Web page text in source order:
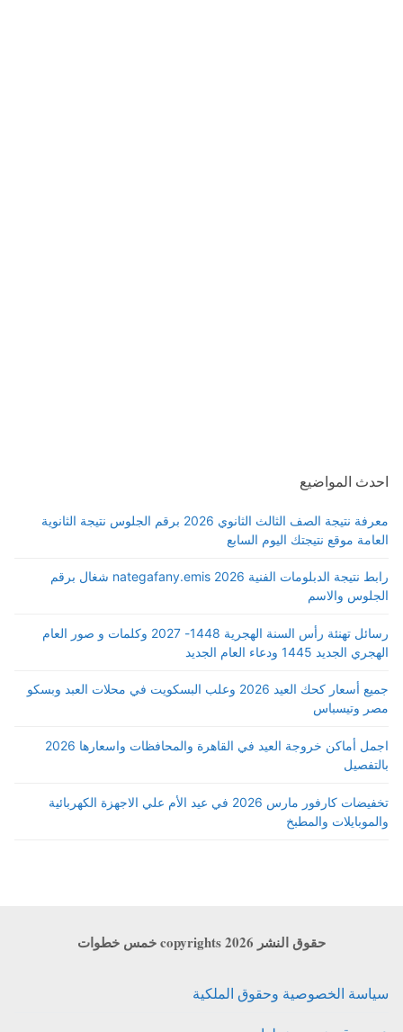
احدث المواضيع
معرفة نتيجة الصف الثالث الثانوي 2026 برقم الجلوس نتيجة الثانوية
العامة موقع نتيجتك اليوم السابع
رابط نتيجة الدبلومات الفنية 2026 nategafany.emis شغال برقم
الجلوس والاسم
رسائل تهنئة رأس السنة الهجرية 1448- 2027 وكلمات و صور العام
الهجري الجديد 1445 ودعاء العام الجديد
جميع أسعار كحك العيد 2026 وعلب البسكويت في محلات العبد وبسكو
مصر وتيسباس
اجمل أماكن خروجة العيد في القاهرة والمحافظات واسعارها 2026
بالتفصيل
تخفيضات كارفور مارس 2026 في عيد الأم علي الاجهزة الكهربائية
والموبايلات والمطبخ
حقوق النشر copyrights 2026 خمس خطوات
سياسة الخصوصية وحقوق الملكية